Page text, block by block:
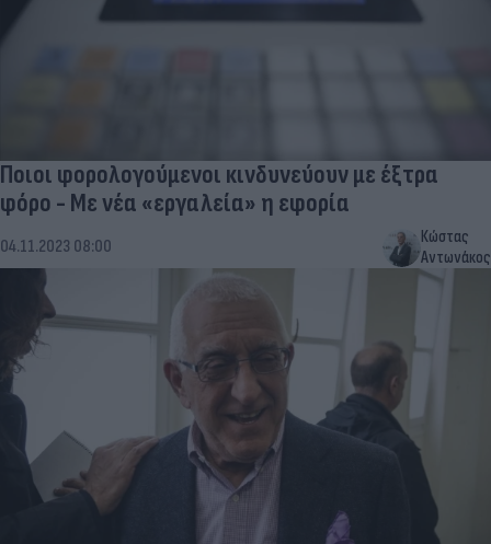
Ποιοι φορολογούμενοι κινδυνεύουν με έξτρα
φόρο - Με νέα «εργαλεία» η εφορία
04.11.2023 08:00
Κώστας
Αντωνάκος